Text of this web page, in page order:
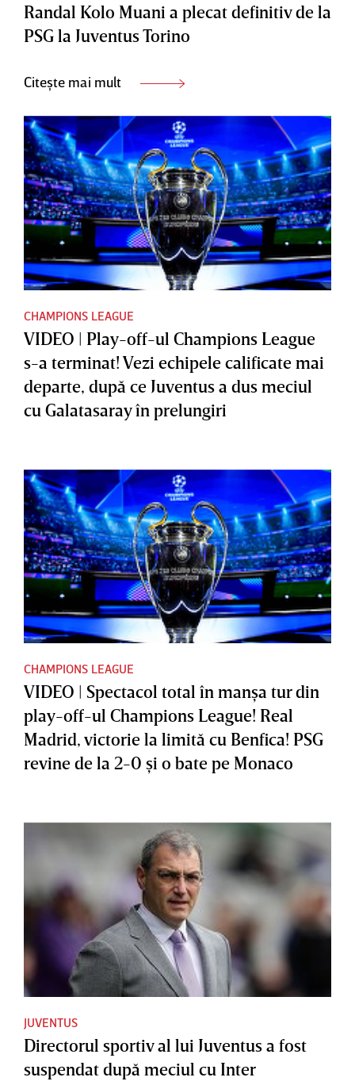
Randal Kolo Muani a plecat definitiv de la
PSG la Juventus Torino
Citește mai mult
CHAMPIONS LEAGUE
VIDEO | Play-off-ul Champions League
s-a terminat! Vezi echipele calificate mai
departe, după ce Juventus a dus meciul
cu Galatasaray în prelungiri
CHAMPIONS LEAGUE
VIDEO | Spectacol total în manşa tur din
play-off-ul Champions League! Real
Madrid, victorie la limită cu Benfica! PSG
revine de la 2-0 şi o bate pe Monaco
JUVENTUS
Directorul sportiv al lui Juventus a fost
suspendat după meciul cu Inter